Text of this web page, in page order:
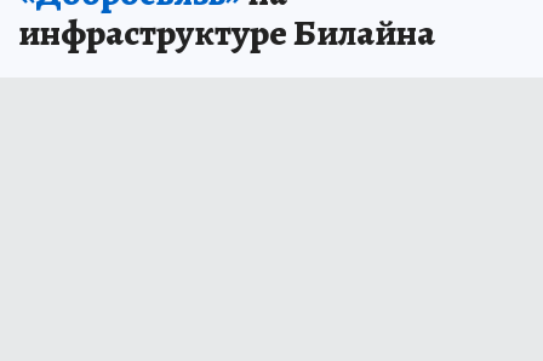
инфраструктуре Билайна